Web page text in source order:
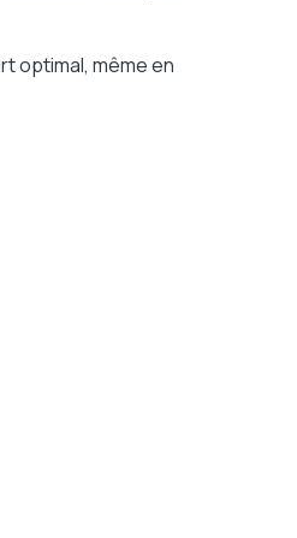
optimal, même en